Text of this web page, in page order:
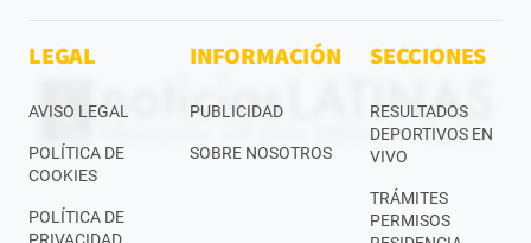
LEGAL
AVISO LEGAL
POLÍTICA DE
COOKIES
POLÍTICA DE
INFORMACIÓN
PUBLICIDAD
SOBRE NOSOTROS
SECCIONES
RESULTADOS
DEPORTIVOS EN
VIVO
TRÁMITES
PERMISOS